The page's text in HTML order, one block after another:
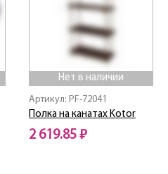
Нет в наличии
Артикул: PF-72041
Полка на канатах Kotor
2 619.85 ₽